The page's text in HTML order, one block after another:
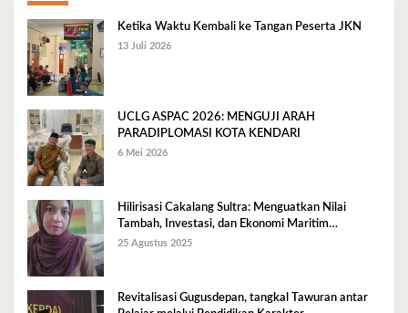
Ketika Waktu Kembali ke Tangan Peserta JKN
13 Juli 2026
UCLG ASPAC 2026: MENGUJI ARAH
PARADIPLOMASI KOTA KENDARI
6 Mei 2026
Hilirisasi Cakalang Sultra: Menguatkan Nilai
Tambah, Investasi, dan Ekonomi Maritim
Berkelanjutan
25 Agustus 2025
Revitalisasi Gugusdepan, tangkal Tawuran antar